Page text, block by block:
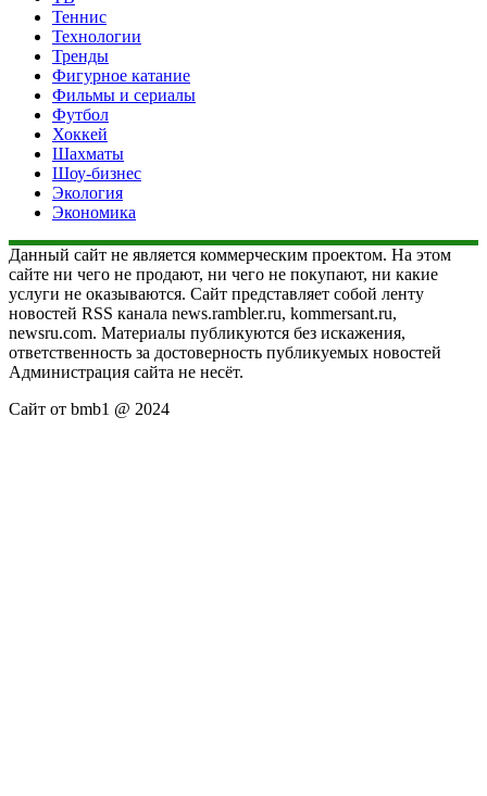
Теннис
Технологии
Тренды
Фигурное катание
Фильмы и сериалы
Футбол
Хоккей
Шахматы
Шоу-бизнес
Экология
Экономика
Данный сайт не является коммерческим проектом. На этом
сайте ни чего не продают, ни чего не покупают, ни какие
услуги не оказываются. Сайт представляет собой ленту
новостей RSS канала news.rambler.ru, kommersant.ru,
newsru.com. Материалы публикуются без искажения,
ответственность за достоверность публикуемых новостей
Администрация сайта не несёт.
Сайт от bmb1 @ 2024